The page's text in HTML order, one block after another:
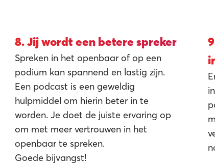
8. Jij wordt een betere spreker
Spreken in het openbaar of op een
podium kan spannend en lastig zijn.
Een podcast is een geweldig
hulpmiddel om hierin beter in te
worden. Je doet de juiste ervaring op
om met meer vertrouwen in het
openbaar te spreken.
Goede bijvangst!